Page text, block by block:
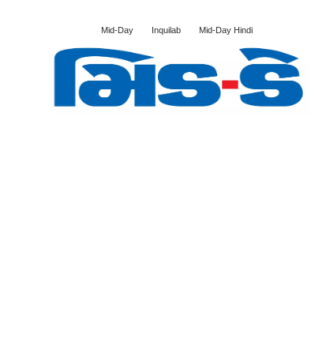
Mid-Day Inquilab Mid-Day Hindi